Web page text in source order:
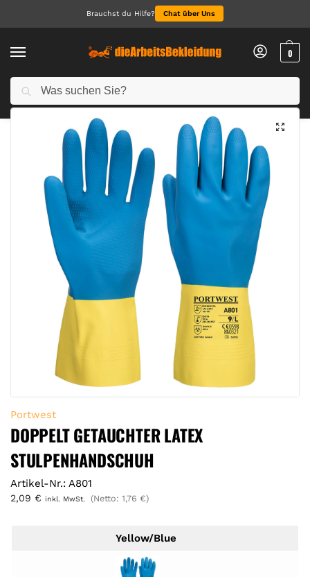
Brauchst du Hilfe? Chat über Uns
0
Start Arbeitshandschuhe / Doppelt getauchter Latex Stulpenhandschuh
Portwest
DOPPELT GETAUCHTER LATEX
STULPENHANDSCHUH
Artikel-Nr.: A801
2,09 € inkl. MwSt. (Netto: 1,76 €)
Yellow/Blue